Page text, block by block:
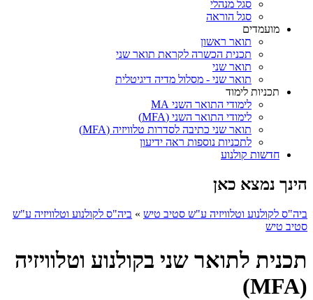
סגל מנהלי
סגל הוראה
מועמדים
תואר ראשון
תכנית הכשרה לקראת תואר שני
תואר שני
תואר שני - מסלול מדיה דיגיטלית
תכניות לימוד
לימודי התואר השני MA
לימודי התואר השני (MFA)
תואר שני כתיבה לסדרות טלוויזיה (MFA)
לתכניות נוספות ראה ידיעון
חדשות קולנוע
הינך נמצא כאן
ביה"ס לקולנוע וטלוויזיה ע"ש סטיב טיש » ביה"ס לקולנוע וטלוויזיה ע"ש
סטיב טיש
תכנית לתואר שני בקולנוע וטלוויזיה
(MFA)